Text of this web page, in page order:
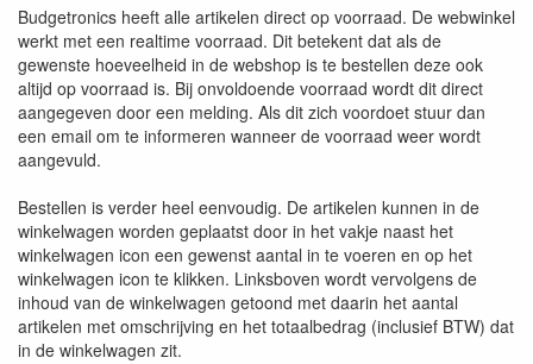
Budgetronics heeft alle artikelen direct op voorraad. De webwinkel
werkt met een realtime voorraad. Dit betekent dat als de
gewenste hoeveelheid in de webshop is te bestellen deze ook
altijd op voorraad is. Bij onvoldoende voorraad wordt dit direct
aangegeven door een melding. Als dit zich voordoet stuur dan
een email om te informeren wanneer de voorraad weer wordt
aangevuld.
Bestellen is verder heel eenvoudig. De artikelen kunnen in de
winkelwagen worden geplaatst door in het vakje naast het
winkelwagen icon een gewenst aantal in te voeren en op het
winkelwagen icon te klikken. Linksboven wordt vervolgens de
inhoud van de winkelwagen getoond met daarin het aantal
artikelen met omschrijving en het totaalbedrag (inclusief BTW) dat
in de winkelwagen zit.